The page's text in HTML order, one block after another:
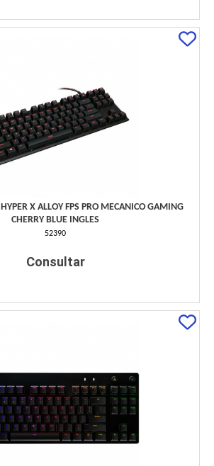
X ALLOY FPS PRO MECANICO GAMING
CHERRY BLUE INGLES
52390
Consultar